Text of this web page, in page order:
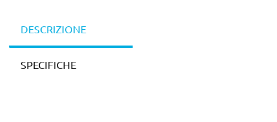
DESCRIZIONE
SPECIFICHE